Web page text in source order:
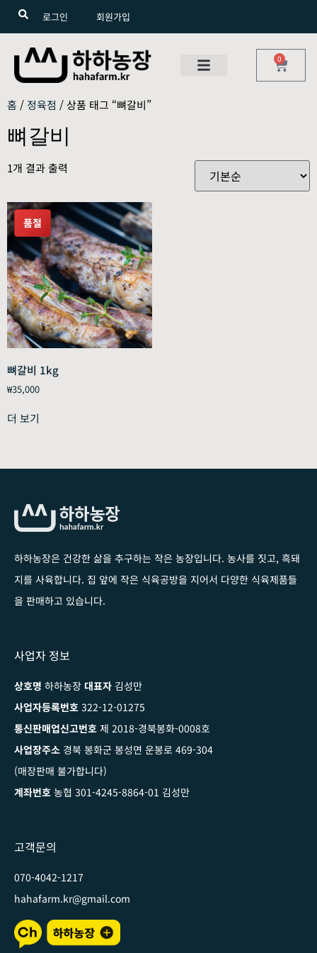
로그인 회원가입
0
홈 / 정육점 / 상품 태그 “뼈갈비”
뼈갈비
1개 결과 출력
뼈갈비 1kg
₩35,000
더 보기
하하농장은 건강한 삶을 추구하는 작은 농장입니다. 농사를 짓고, 흑돼
지를 사육합니다. 집 앞에 작은 식육공방을 지어서 다양한 식육제품들
을 판매하고 있습니다.
사업자 정보
상호명 하하농장 대표자 김성만
사업자등록번호 322-12-01275
통신판매업신고번호 제 2018-경북봉화-0008호
사업장주소 경북 봉화군 봉성면 운봉로 469-304
(매장판매 불가합니다)
계좌번호 농협 301-4245-8864-01 김성만
고객문의
070-4042-1217
hahafarm.kr@gmail.com